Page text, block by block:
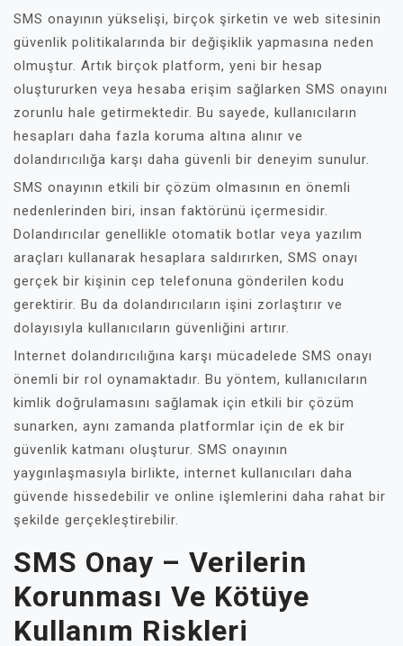
SMS onayının yükselişi, birçok şirketin ve web sitesinin
güvenlik politikalarında bir değişiklik yapmasına neden
olmuştur. Artık birçok platform, yeni bir hesap
oluştururken veya hesaba erişim sağlarken SMS onayını
zorunlu hale getirmektedir. Bu sayede, kullanıcıların
hesapları daha fazla koruma altına alınır ve
dolandırıcılığa karşı daha güvenli bir deneyim sunulur.
SMS onayının etkili bir çözüm olmasının en önemli
nedenlerinden biri, insan faktörünü içermesidir.
Dolandırıcılar genellikle otomatik botlar veya yazılım
araçları kullanarak hesaplara saldırırken, SMS onayı
gerçek bir kişinin cep telefonuna gönderilen kodu
gerektirir. Bu da dolandırıcıların işini zorlaştırır ve
dolayısıyla kullanıcıların güvenliğini artırır.
Internet dolandırıcılığına karşı mücadelede SMS onayı
önemli bir rol oynamaktadır. Bu yöntem, kullanıcıların
kimlik doğrulamasını sağlamak için etkili bir çözüm
sunarken, aynı zamanda platformlar için de ek bir
güvenlik katmanı oluşturur. SMS onayının
yaygınlaşmasıyla birlikte, internet kullanıcıları daha
güvende hissedebilir ve online işlemlerini daha rahat bir
şekilde gerçekleştirebilir.
SMS Onay – Verilerin
Korunması Ve Kötüye
Kullanım Riskleri